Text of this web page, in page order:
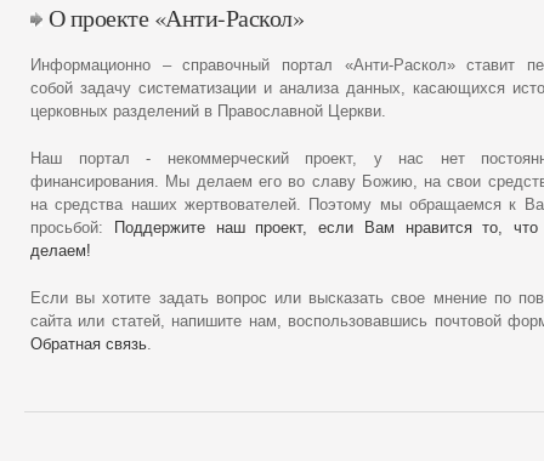
О проекте «Анти-Раскол»
Информационно – справочный портал «Анти-Раскол» ставит
собой задачу систематизации и анализа данных, касающихся
церковных разделений в Православной Церкви.
Наш портал - некоммерческий проект, у нас нет
финансирования. Мы делаем его во славу Божию, на свои
на средства наших жертвователей. Поэтому мы обращаемся к
просьбой:
Поддержите наш проект, если Вам нравится то,
делаем!
Если вы хотите задать вопрос или высказать свое мнение по
сайта или статей, напишите нам, воспользовавшись почтовой
Обратная связь.